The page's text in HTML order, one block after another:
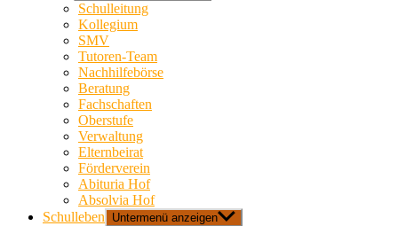
Schulleitung
Kollegium
SMV
Tutoren-Team
Nachhilfebörse
Beratung
Fachschaften
Oberstufe
Verwaltung
Elternbeirat
Förderverein
Abituria Hof
Absolvia Hof
Schulleben
Untermenü anzeigen